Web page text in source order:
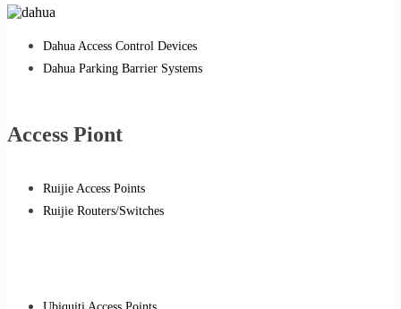
Dahua Access Control Devices
Dahua Parking Barrier Systems
Access Piont
Ruijie Access Points
Ruijie Routers/Switches